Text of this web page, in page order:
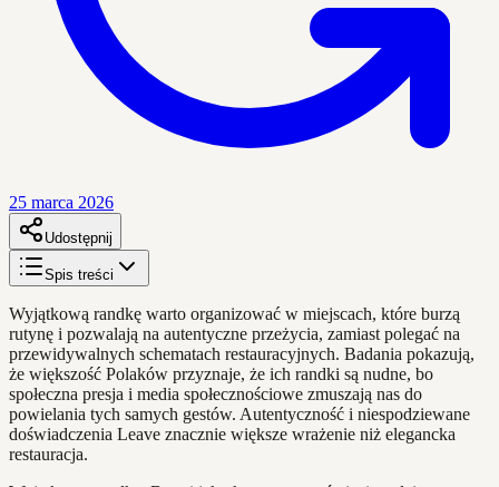
25 marca 2026
Udostępnij
Spis treści
Wyjątkową randkę warto organizować w miejscach, które burzą
rutynę i pozwalają na autentyczne przeżycia, zamiast polegać na
przewidywalnych schematach restauracyjnych. Badania pokazują,
że większość Polaków przyznaje, że ich randki są nudne, bo
społeczna presja i media społecznościowe zmuszają nas do
powielania tych samych gestów. Autentyczność i niespodziewane
doświadczenia Leave znacznie większe wrażenie niż elegancka
restauracja.